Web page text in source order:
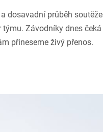
dosavadní průběh soutěže
Závodníky dnes čeká
přineseme živý přenos.